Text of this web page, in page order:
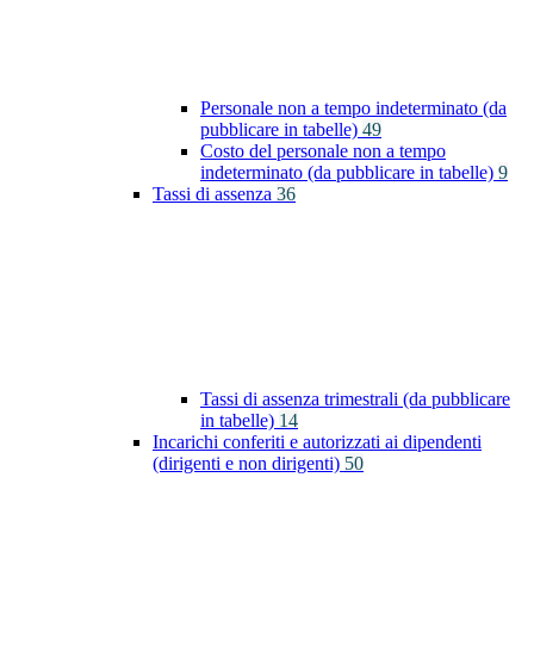
Personale non a tempo indeterminato (da
pubblicare in tabelle) 49
Costo del personale non a tempo
indeterminato (da pubblicare in tabelle) 9
Tassi di assenza 36
Tassi di assenza trimestrali (da pubblicare
in tabelle) 14
Incarichi conferiti e autorizzati ai dipendenti
(dirigenti e non dirigenti) 50